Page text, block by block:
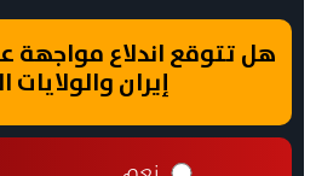
هل تتوقع اندلاع مواجهة
إيران والولايات